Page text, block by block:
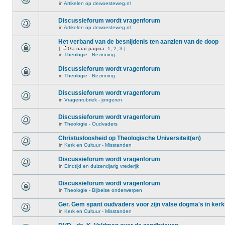
in Artikelen op dewoesteweg.nl
Discussieforum wordt vragenforum
in Artikelen op dewoesteweg.nl
Het verband van de besnijdenis ten aanzien van de doop
[ Ga naar pagina: 1 2 3 ]
in Theologie - Bezinning
Discussieforum wordt vragenforum
in Theologie - Bezinning
Discussieforum wordt vragenforum
in Vragenrubriek - jongeren
Discussieforum wordt vragenforum
in Theologie - Oudvaders
Christusloosheid op Theologische Universiteit(en)
in Kerk en Cultuur - Misstanden
Discussieforum wordt vragenforum
in Eindtijd en duizendjarig vrederijk
Discussieforum wordt vragenforum
in Theologie - Bijbelse onderwerpen
Ger. Gem spant oudvaders voor zijn valse dogma's in
in Kerk en Cultuur - Misstanden